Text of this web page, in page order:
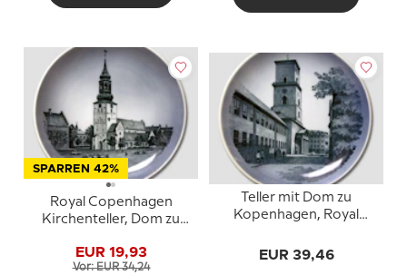
SPARREN 42%
Royal Copenhagen
Kirchenteller, Dom zu
EUR 19,93
Vor: EUR 34,24
Teller mit Dom zu
Kopenhagen, Royal
EUR 39,46